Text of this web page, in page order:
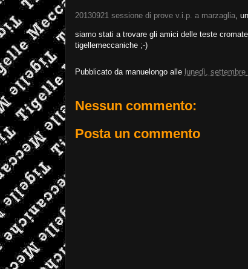
20130921 sessione di prove v.i.p. a marzaglia,
siamo stati a trovare gli amici delle teste
tigellemeccaniche ;-)
Pubblicato da manuelongo alle lunedì,
Nessun commento:
Posta un commento